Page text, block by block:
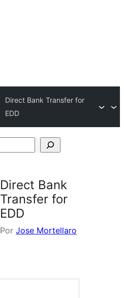
Direct Bank Transfer for
EDD
Direct Bank
Transfer for
EDD
Por Jose Mortellaro